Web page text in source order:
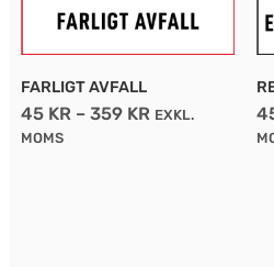
FARLIGT AVFALL
45 KR – 359 KR EXKL.
MOMS
olika
alternativen
kan
väljas